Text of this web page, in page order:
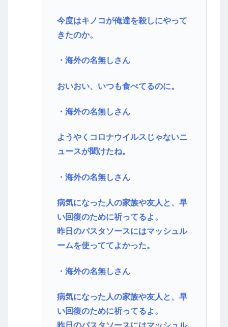
今度はキノコが俺達を殺しにやって
きたのか。
・海外の名無しさん
おいおい、いつも食べてるのに。
・海外の名無しさん
ようやくコロナウイルスじゃないニ
ュースが聞けたね。
・海外の名無しさん
病気になった人の家族や友人と、早
い回復のために祈ってるよ。
昨日のパスタソースにはマッシュル
ームを使っててよかった。
・海外の名無しさん
病気になった人の家族や友人と、早
い回復のために祈ってるよ。
昨日のパスタソースにはマッシュル